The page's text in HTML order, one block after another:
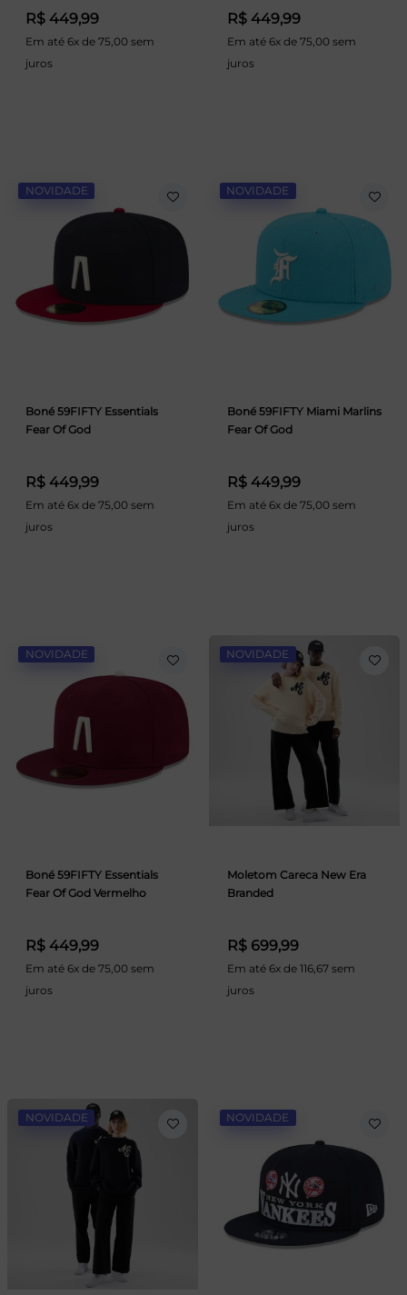
R$ 449,99
Em até 6x de 75,00 sem
juros
R$ 449,99
Em até 6x de 75,00 sem
juros
NOVIDADE
Boné 59FIFTY Essentials
Fear Of God
R$ 449,99
Em até 6x de 75,00 sem
juros
NOVIDADE
Boné 59FIFTY Miami Marlins
Fear Of God
R$ 449,99
Em até 6x de 75,00 sem
juros
NOVIDADE
Boné 59FIFTY Essentials
Fear Of God Vermelho
R$ 449,99
Em até 6x de 75,00 sem
juros
NOVIDADE
Moletom Careca New Era
Branded
R$ 699,99
Em até 6x de 116,67 sem
juros
NOVIDADE NOVIDADE